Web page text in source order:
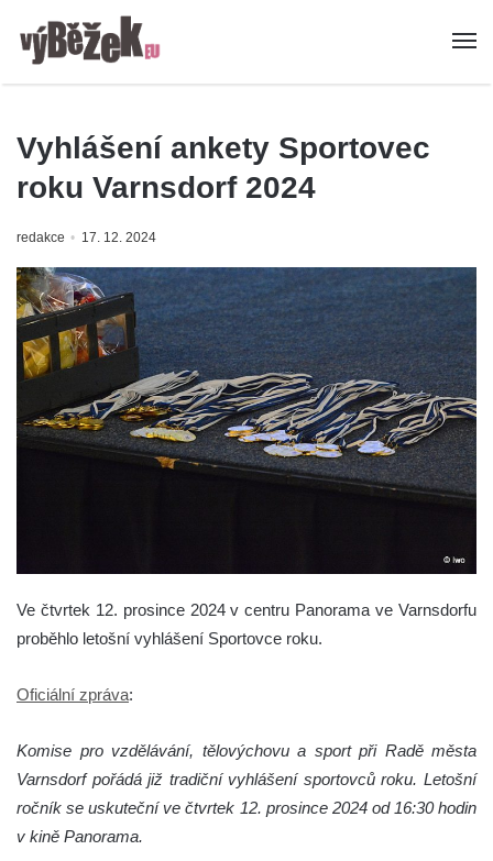
Vyhlášení ankety Sportovec
roku Varnsdorf 2024
redakce 17. 12. 2024
Ve čtvrtek 12. prosince 2024 v centru Panorama ve Varnsdorfu
proběhlo letošní vyhlášení Sportovce roku.
Oficiální zpráva:
Komise pro vzdělávání, tělovýchovu a sport při Radě města
Varnsdorf pořádá již tradiční vyhlášení sportovců roku. Letošní
ročník se uskuteční ve čtvrtek 12. prosince 2024 od 16:30 hodin
v kině Panorama.